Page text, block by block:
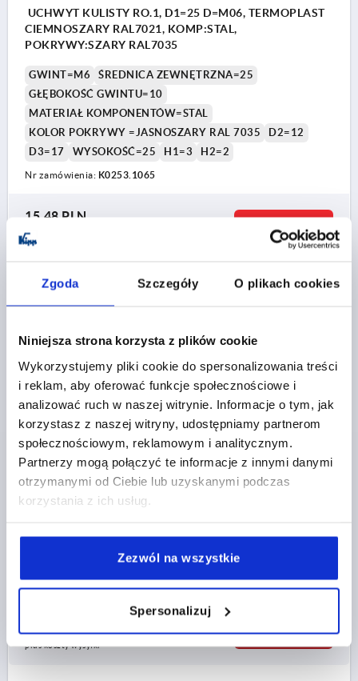
Zgoda Szczegóły O plikach cookies
Niniejsza strona korzysta z plików cookie
Wykorzystujemy pliki cookie do spersonalizowania treści
i reklam, aby oferować funkcje społecznościowe i
analizować ruch w naszej witrynie. Informacje o tym, jak
korzystasz z naszej witryny, udostępniamy partnerom
społecznościowym, reklamowym i analitycznym.
Partnerzy mogą połączyć te informacje z innymi danymi
otrzymanymi od Ciebie lub uzyskanymi podczas
korzystania z ich usług.
Zezwól na wszystkie
Spersonalizuj
UCHWYT KULISTY RO.1, D1=25 D=M06, TERMOPLAST
CIEMNOSZARY RAL7021, KOMP:STAL,
POKRYWY:SZARY RAL7035
GWINT=M6
ŚREDNICA ZEWNĘTRZNA=25
GŁĘBOKOŚĆ GWINTU=10
MATERIAŁ KOMPONENTÓW=STAL
KOLOR POKRYWY =JASNOSZARY RAL 7035
D2=12
D3=17
WYSOKOŚĆ=25 H1=3 H2=2
Nr zamówienia: K0253.1065
15,48 PLN
plus koszty wysyłki
K0253 IG
UCHWYT KULISTY RO.1, D1=25 D=M06, TERMOPLAST
CIEMNOSZARY RAL7021, KOMP:STAL,
POKRYWY:CZERWONY RAL3020
GWINT=M6
ŚREDNICA ZEWNĘTRZNA=25
GŁĘBOKOŚĆ GWINTU=10
KOLOR POKRYWY =CZERWONY RAL 3020
D2=12
WYSOKOŚĆ=25 H1=3 H2=2
Nr zamówienia:K0253.1066
plus VAT
plus koszty wysyłki
SZCZEGÓŁY